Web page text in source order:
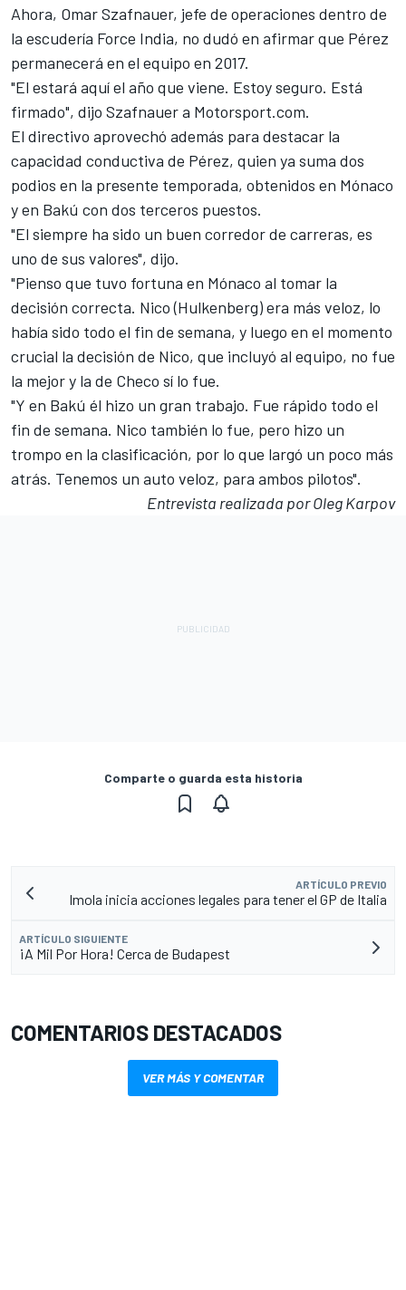
Ahora, Omar Szafnauer, jefe de operaciones dentro de
la escudería Force India, no dudó en afirmar que Pérez
permanecerá en el equipo en 2017.
"El estará aquí el año que viene. Estoy seguro. Está
firmado", dijo Szafnauer a Motorsport.com.
El directivo aprovechó además para destacar la
capacidad conductiva de Pérez, quien ya suma dos
podios en la presente temporada, obtenidos en Mónaco
y en Bakú con dos terceros puestos.
"El siempre ha sido un buen corredor de carreras, es
uno de sus valores", dijo.
"Pienso que tuvo fortuna en Mónaco al tomar la
decisión correcta. Nico (Hulkenberg) era más veloz, lo
había sido todo el fin de semana, y luego en el momento
crucial la decisión de Nico, que incluyó al equipo, no fue
la mejor y la de Checo sí lo fue.
"Y en Bakú él hizo un gran trabajo. Fue rápido todo el
fin de semana. Nico también lo fue, pero hizo un
trompo en la clasificación, por lo que largó un poco más
atrás. Tenemos un auto veloz, para ambos pilotos".
Entrevista realizada por Oleg Karpov
Comparte o guarda esta historia
ARTÍCULO PREVIO
Imola inicia acciones legales para tener el GP de Italia
ARTÍCULO SIGUIENTE
¡A Mil Por Hora! Cerca de Budapest
COMENTARIOS DESTACADOS
VER MÁS Y COMENTAR